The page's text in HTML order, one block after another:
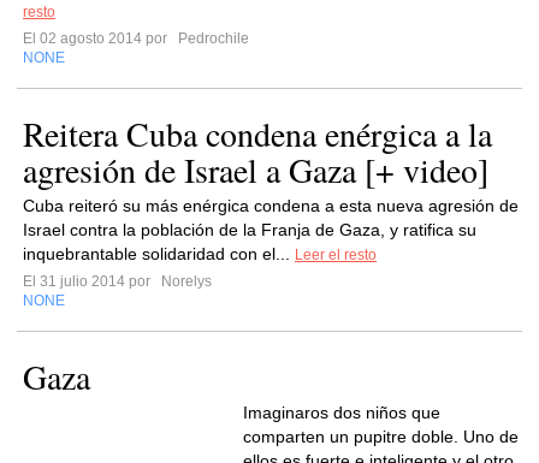
resto
El 02 agosto 2014 por
Pedrochile
NONE
Reitera Cuba condena enérgica a la
agresión de Israel a Gaza [+ video]
Cuba reiteró su más enérgica condena a esta nueva agresión de
Israel contra la población de la Franja de Gaza, y ratifica su
inquebrantable solidaridad con el...
Leer el resto
El 31 julio 2014 por
Norelys
NONE
Gaza
Imaginaros dos niños que
comparten un pupitre doble. Uno de